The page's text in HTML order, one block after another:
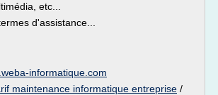
etc...
d'assistance...
informatique.com
maintenance informatique entreprise /